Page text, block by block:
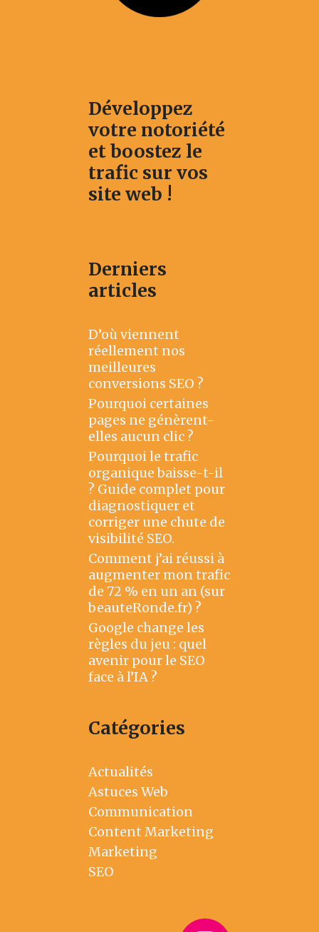
Développez
votre notoriété
et boostez le
trafic sur vos
site web !
Derniers
articles
D’où viennent
réellement nos
meilleures
conversions SEO ?
Pourquoi certaines
pages ne génèrent-
elles aucun clic ?
Pourquoi le trafic
organique baisse-t-il
? Guide complet pour
diagnostiquer et
corriger une chute de
visibilité SEO.
Comment j’ai réussi à
augmenter mon trafic
de 72 % en un an (sur
beauteRonde.fr) ?
Google change les
règles du jeu : quel
avenir pour le SEO
face à l’IA ?
Catégories
Actualités
Astuces Web
Communication
Content Marketing
Marketing
SEO